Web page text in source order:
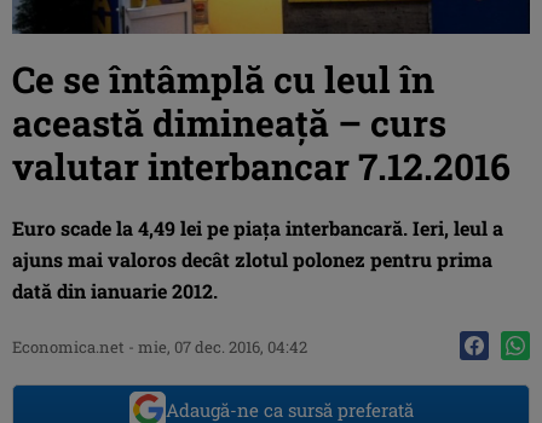
Ce se întâmplă cu leul în
această dimineaţă – curs
valutar interbancar 7.12.2016
Euro scade la 4,49 lei pe piaţa interbancară. Ieri, leul a
ajuns mai valoros decât zlotul polonez pentru prima
dată din ianuarie 2012.
Economica.net - mie, 07 dec. 2016, 04:42
Adaugă-ne ca sursă preferată